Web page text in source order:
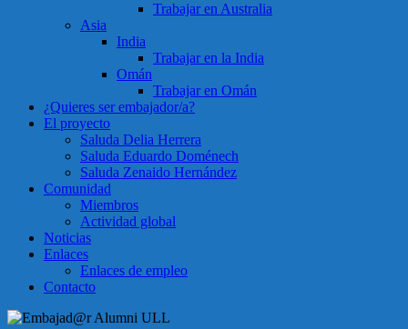
Trabajar en Australia
Asia
India
Trabajar en la India
Omán
Trabajar en Omán
¿Quieres ser embajador/a?
El proyecto
Saluda Delia Herrera
Saluda Eduardo Doménech
Saluda Zenaido Hernández
Comunidad
Miembros
Actividad global
Noticias
Enlaces
Enlaces de empleo
Contacto